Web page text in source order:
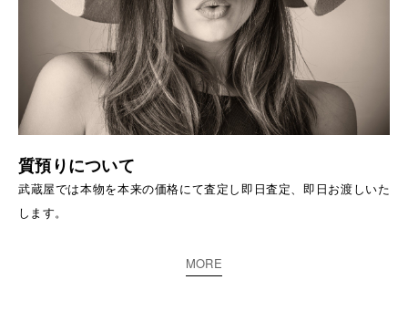
質預りについて
武蔵屋では本物を本来の価格にて査定し即日査定、即日お渡しいた
します。
MORE